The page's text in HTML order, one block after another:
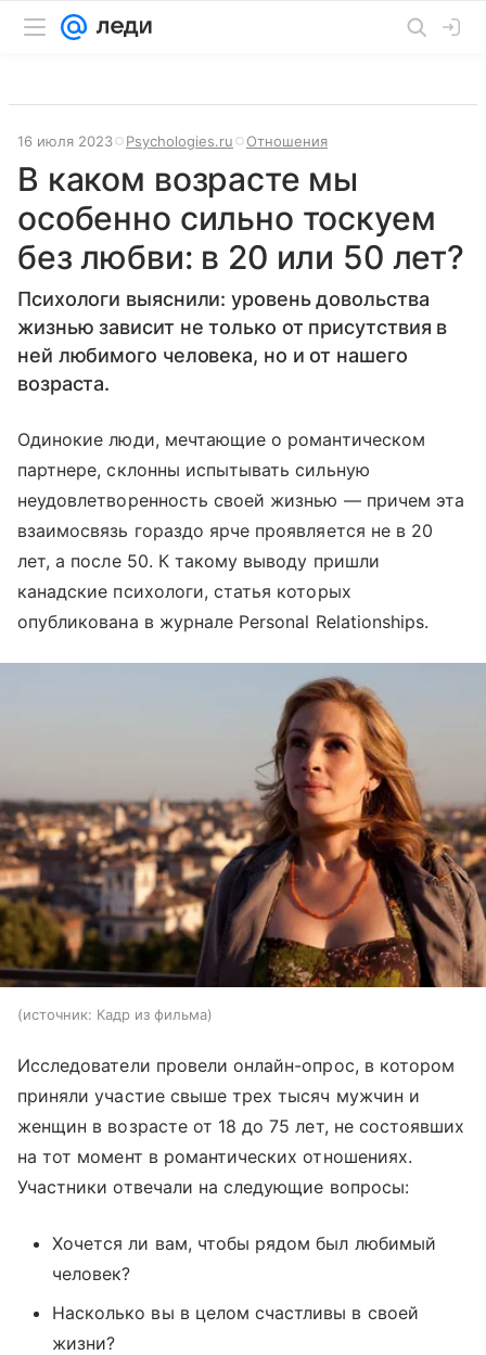
16 июля 2023 Psychologies.ru Отношения
В каком возрасте мы
особенно сильно тоскуем
без любви: в 20 или 50 лет?
Психологи выяснили: уровень довольства
жизнью зависит не только от присутствия в
ней любимого человека, но и от нашего
возраста.
Одинокие люди, мечтающие о романтическом
партнере, склонны испытывать сильную
неудовлетворенность своей жизнью — причем эта
взаимосвязь гораздо ярче проявляется не в 20
лет, а после 50. К такому выводу пришли
канадские психологи, статья которых
опубликована в журнале Personal Relationships.
источник: Кадр из фильма
Исследователи провели онлайн-опрос, в котором
приняли участие свыше трех тысяч мужчин и
женщин в возрасте от 18 до 75 лет, не состоявших
на тот момент в романтических отношениях.
Участники отвечали на следующие вопросы:
Хочется ли вам, чтобы рядом был любимый
человек?
Насколько вы в целом счастливы в своей
жизни?